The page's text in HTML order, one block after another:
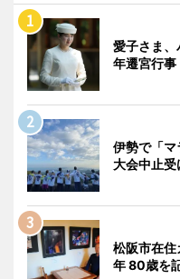
愛子さま
年遷宮行
伊勢で「
大会中止
松阪市在
年 80歳を